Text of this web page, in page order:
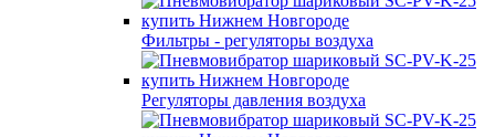
Фильтры - регуляторы воздуха
Регуляторы давления воздуха